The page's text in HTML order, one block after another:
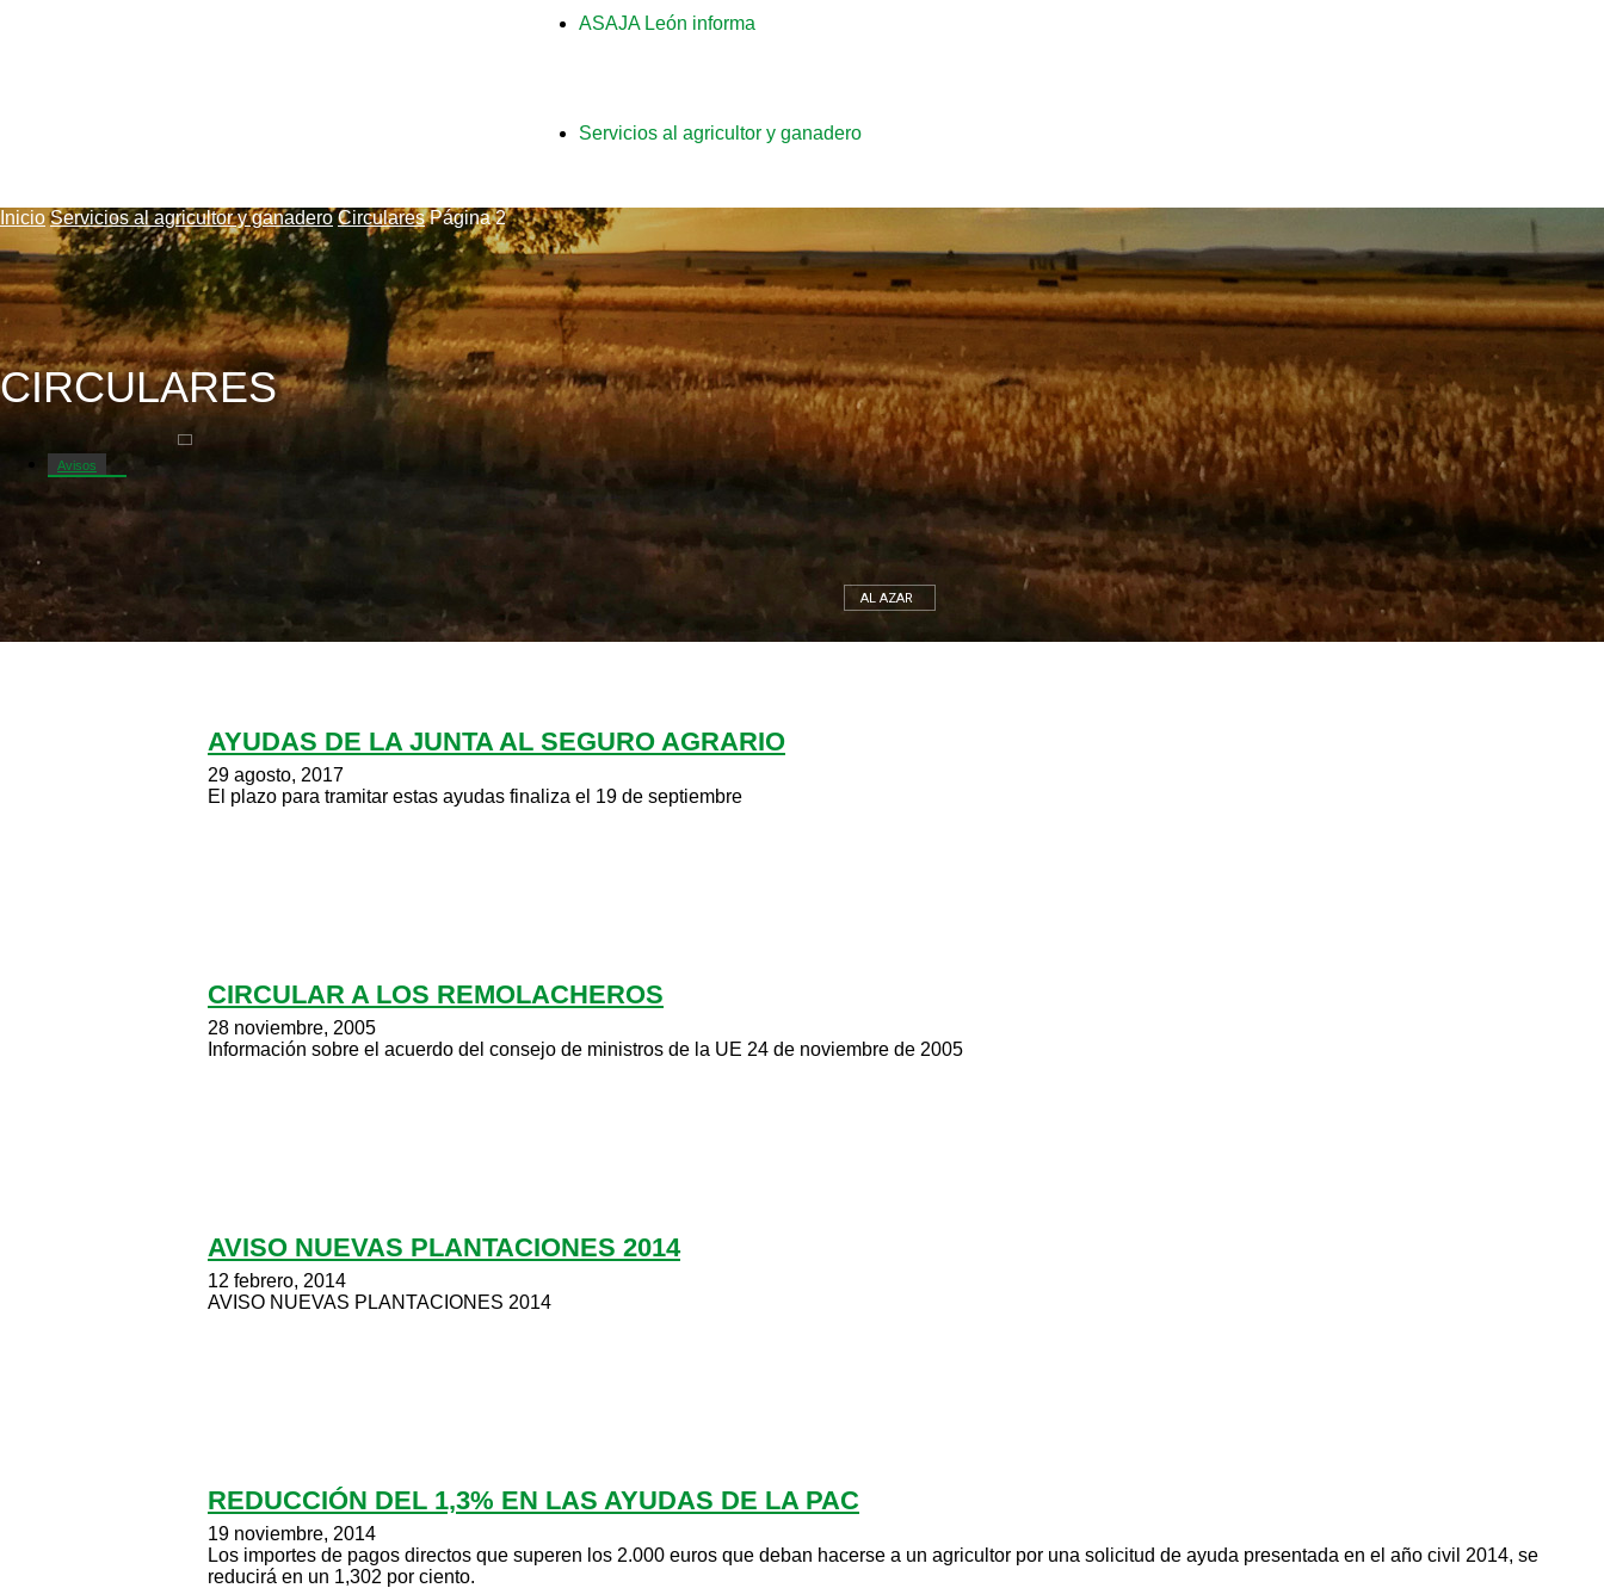
ASAJA León informa
Servicios al agricultor y ganadero
Inicio Servicios al agricultor y ganadero Circulares Página 2
CIRCULARES
Avisos
Circulares
Cursos y jornadas
Lonjas y mercados
AL AZAR
AYUDAS DE LA JUNTA AL SEGURO AGRARIO
29 agosto, 2017
El plazo para tramitar estas ayudas finaliza el 19 de septiembre
CIRCULAR A LOS REMOLACHEROS
28 noviembre, 2005
Información sobre el acuerdo del consejo de ministros de la UE 24 de noviembre de 2005
AVISO NUEVAS PLANTACIONES 2014
12 febrero, 2014
AVISO NUEVAS PLANTACIONES 2014
REDUCCIÓN DEL 1,3% EN LAS AYUDAS DE LA PAC
19 noviembre, 2014
Los importes de pagos directos que superen los 2.000 euros que deban hacerse a un agricultor por una solicitud de ayuda presentada en el año civil 2014, se
reducirá en un 1,302 por ciento.